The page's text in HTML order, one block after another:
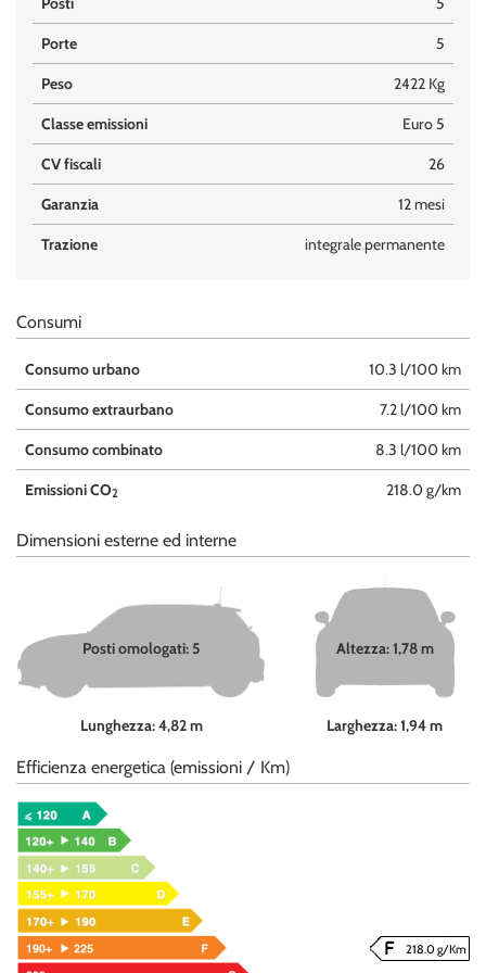
Porte 5
Peso 2422 Kg
Classe emissioni Euro 5
CV fiscali 26
Garanzia 12 mesi
Trazione integrale permanente
Consumi
Consumo urbano 10.3 l/100 km
Consumo extraurbano 7.2 l/100 km
Consumo combinato 8.3 l/100 km
Emissioni CO2 218.0 g/km
Dimensioni esterne ed interne
Posti omologati: 5
Lunghezza: 4,82 m
Altezza: 1,78 m
Larghezza: 1,94 m
Efficienza energetica (emissioni / Km)
218.0 g/Km